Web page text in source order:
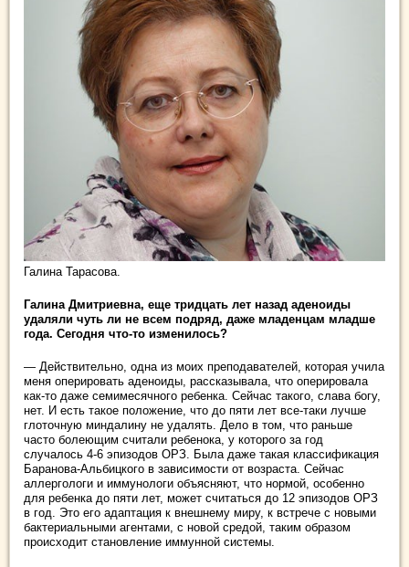
Галина Тарасова.
Галина Дмитриевна, еще тридцать лет назад аденоиды
удаляли чуть ли не всем подряд, даже младенцам младше
года. Сегодня что-то изменилось?
— Действительно, одна из моих преподавателей, которая учила
меня оперировать аденоиды, рассказывала, что оперировала
как-то даже семимесячного ребенка. Сейчас такого, слава богу,
нет. И есть такое положение, что до пяти лет все-таки лучше
глоточную миндалину не удалять. Дело в том, что раньше
часто болеющим считали ребенока, у которого за год
случалось 4-6 эпизодов ОРЗ. Была даже такая классификация
Баранова-Альбицкого в зависимости от возраста. Сейчас
аллергологи и иммунологи объясняют, что нормой, особенно
для ребенка до пяти лет, может считаться до 12 эпизодов ОРЗ
в год. Это его адаптация к внешнему миру, к встрече с новыми
бактериальными агентами, с новой средой, таким образом
происходит становление иммунной системы.